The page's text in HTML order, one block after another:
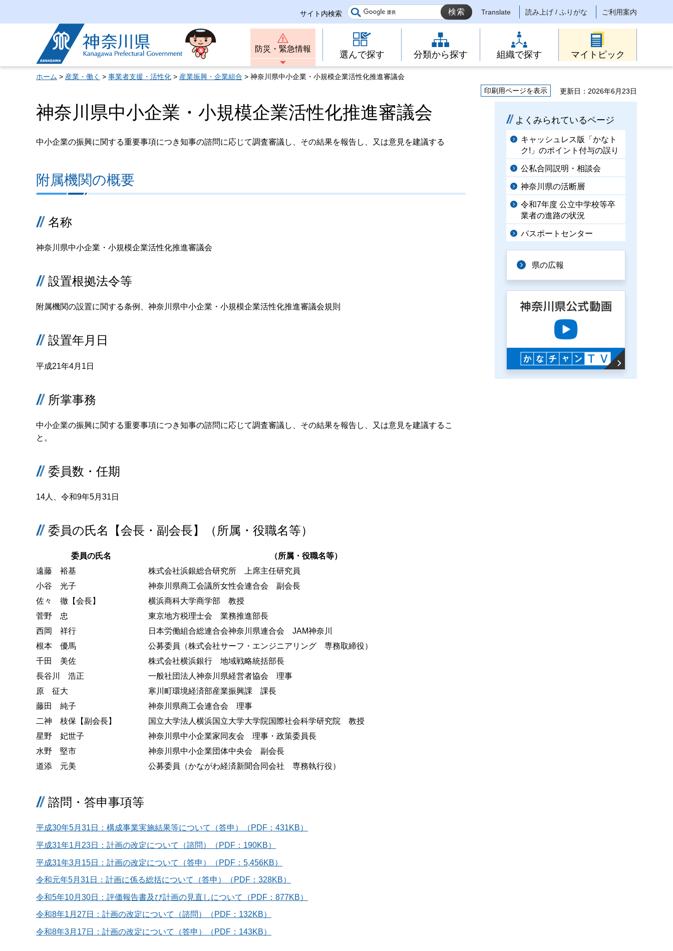
サイト内検索 Translate 読み上げ / ふりがな ご利用案内
神奈川県
防災・緊急情報
選んで探す 分類から探す 組織で探す マイトピック
ホーム > 産業・働く > 事業者支援・活性化 > 産業振興・企業組合 > 神奈川県中小企業・小規模企業活性化推進審議会
印刷用ページを表示
更新日：2026年6月23日
神奈川県中小企業・小規模企業活性化推進審議会
中小企業の振興に関する重要事項につき知事の諮問に応じて調査審議し、その結果を報告し、又は意見を建議する
附属機関の概要
名称
神奈川県中小企業・小規模企業活性化推進審議会
設置根拠法令等
附属機関の設置に関する条例、神奈川県中小企業・小規模企業活性化推進審議会規則
設置年月日
平成21年4月1日
所掌事務
中小企業の振興に関する重要事項につき知事の諮問に応じて調査審議し、その結果を報告し、又は意見を建議するこ
と。
委員数・任期
14人、令和9年5月31日
委員の氏名【会長・副会長】（所属・役職名等）
委員の氏名
（所属・役職名等）
遠藤 裕基
株式会社浜銀総合研究所 上席主任研究員
小谷 光子
神奈川県商工会議所女性会連合会 副会長
佐々 徹【会長】
横浜商科大学商学部 教授
菅野 忠
東京地方税理士会 業務推進部長
西岡 祥行
日本労働組合総連合会神奈川県連合会 JAM神奈川
根本 優馬
公募委員（株式会社サーフ・エンジニアリング 専務取締役）
千田 美佐
株式会社横浜銀行 地域戦略統括部長
長谷川 浩正
一般社団法人神奈川県経営者協会 理事
原 征大
寒川町環境経済部産業振興課 課長
藤田 純子
神奈川県商工会連合会 理事
二神 枝保【副会長】
国立大学法人横浜国立大学大学院国際社会科学研究院 教授
星野 妃世子
神奈川県中小企業家同友会 理事・政策委員長
水野 堅市
神奈川県中小企業団体中央会 副会長
道添 元美
公募委員（かながわ経済新聞合同会社 専務執行役）
諮問・答申事項等
平成30年5月31日：構成事業実施結果等について（答申）（PDF：431KB）
平成31年1月23日：計画の改定について（諮問）（PDF：190KB）
平成31年3月15日：計画の改定について（答申）（PDF：5,456KB）
令和元年5月31日：計画に係る総括について（答申）（PDF：328KB）
令和5年10月30日：評価報告書及び計画の見直しについて（PDF：877KB）
令和8年1月27日：計画の改定について（諮問）（PDF：132KB）
令和8年3月17日：計画の改定について（答申）（PDF：143KB）
よくみられているページ
キャッシュレス版「かなト
ク!」のポイント付与の誤り
公私合同説明・相談会
神奈川県の活断層
令和7年度 公立中学校等卒
業者の進路の状況
パスポートセンター
県の広報